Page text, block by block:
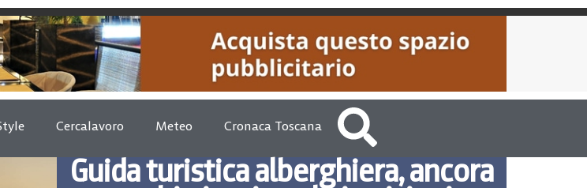
Cercalavoro Meteo Cronaca Toscana
Guida turistica alberghiera, ancora